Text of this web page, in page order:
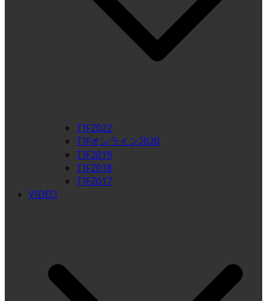
TIF2022
TIFオンライン2020
TIF2019
TIF2018
TIF2017
VIDEO